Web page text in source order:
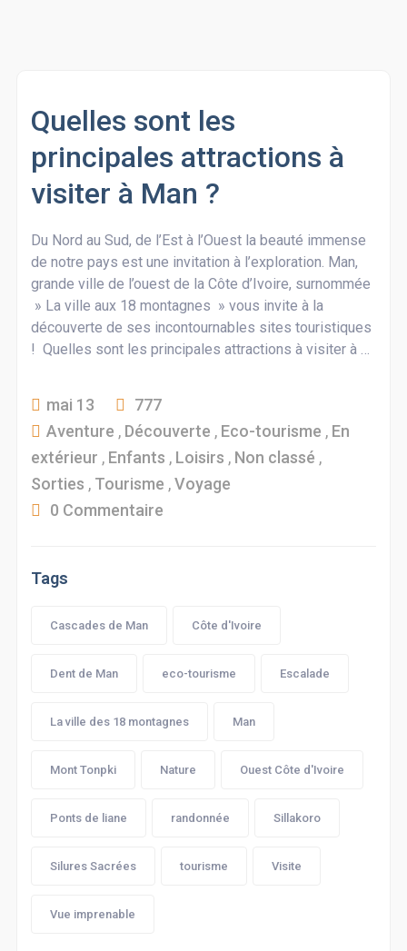
Quelles sont les
principales attractions à
visiter à Man ?
Du Nord au Sud, de l’Est à l’Ouest la beauté immense
de notre pays est une invitation à l’exploration. Man,
grande ville de l’ouest de la Côte d’Ivoire, surnommée
» La ville aux 18 montagnes » vous invite à la
découverte de ses incontournables sites touristiques
! Quelles sont les principales attractions à visiter à …
mai 13
777
Aventure , Découverte , Eco-tourisme , En
extérieur , Enfants , Loisirs , Non classé ,
Sorties , Tourisme ,Voyage
0 Commentaire
Tags
Cascades de Man Côte d'Ivoire
Dent de Man eco-tourisme Escalade
La ville des 18 montagnes Man
Mont Tonpki Nature Ouest Côte d'Ivoire
Ponts de liane randonnée Sillakoro
Silures Sacrées tourisme Visite
Vue imprenable